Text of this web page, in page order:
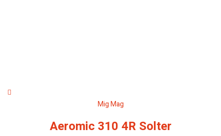
Mig Mag
Aeromic 310 4R Solter